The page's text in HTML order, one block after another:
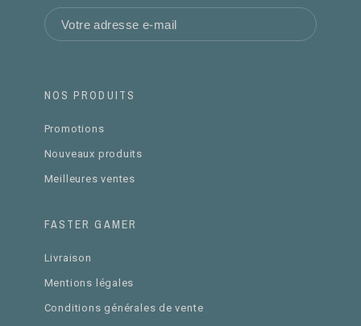
NOS PRODUITS
Promotions
Nouveaux produits
Meilleures ventes
FASTER GAMER
Livraison
Mentions légales
Conditions générales de vente